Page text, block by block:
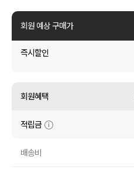
셔츠
원피스
액티브
아우터
회원 예상 구매가
즉시할인
회원혜택
적립금
배송비